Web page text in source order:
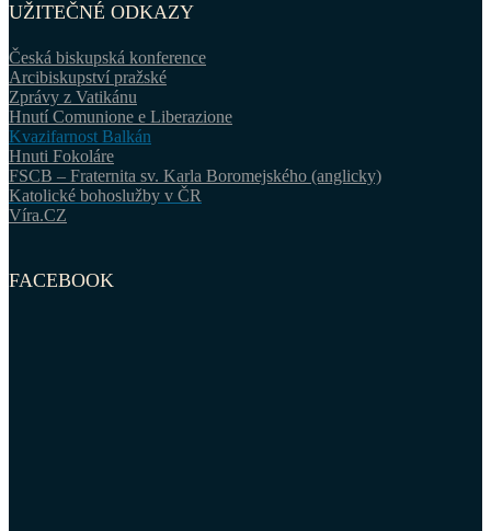
UŽITEČNÉ ODKAZY
Česká biskupská konference
Arcibiskupství pražské
Zprávy z Vatikánu
Hnutí Comunione e Liberazione
Kvazifarnost Balkán
Hnuti Fokoláre
FSCB – Fraternita sv. Karla Boromejského (anglicky)
Katolické bohoslužby v ČR
Víra.CZ
FACEBOOK